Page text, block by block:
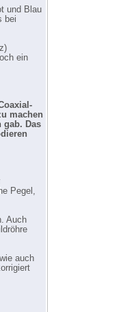
und Blau
bei
ein
machen
gab. Das
Pegel,
Auch
auch